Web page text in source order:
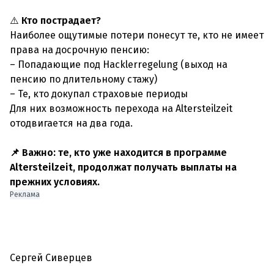
⚠️ Кто пострадает?
Наиболее ощутимые потери понесут те, кто не имеет
права на досрочную пенсию:
– Попадающие под Hacklerregelung (выход на
пенсию по длительному стажу)
– Те, кто докупал страховые периоды
Для них возможность перехода на Altersteilzeit
отодвигается на два года.
📌 Важно: те, кто уже находится в программе
Altersteilzeit, продолжат получать выплаты на
прежних условиях.
Реклама
Сергей Сиверцев